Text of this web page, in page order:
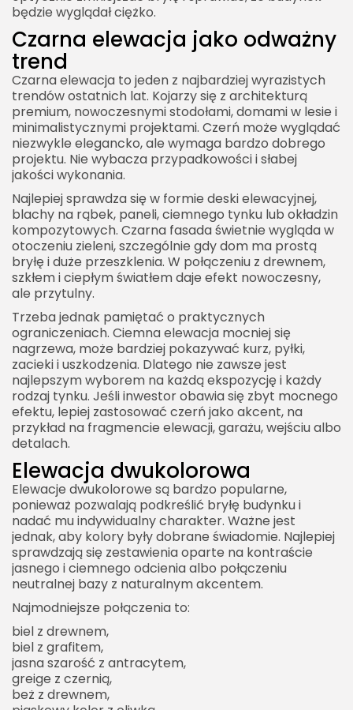
będzie wyglądał ciężko.
Czarna elewacja jako odważny
trend
Czarna elewacja to jeden z najbardziej wyrazistych
trendów ostatnich lat. Kojarzy się z architekturą
premium, nowoczesnymi stodołami, domami w lesie i
minimalistycznymi projektami. Czerń może wyglądać
niezwykle elegancko, ale wymaga bardzo dobrego
projektu. Nie wybacza przypadkowości i słabej
jakości wykonania.
Najlepiej sprawdza się w formie deski elewacyjnej,
blachy na rąbek, paneli, ciemnego tynku lub okładzin
kompozytowych. Czarna fasada świetnie wygląda w
otoczeniu zieleni, szczególnie gdy dom ma prostą
bryłę i duże przeszklenia. W połączeniu z drewnem,
szkłem i ciepłym światłem daje efekt nowoczesny,
ale przytulny.
Trzeba jednak pamiętać o praktycznych
ograniczeniach. Ciemna elewacja mocniej się
nagrzewa, może bardziej pokazywać kurz, pyłki,
zacieki i uszkodzenia. Dlatego nie zawsze jest
najlepszym wyborem na każdą ekspozycję i każdy
rodzaj tynku. Jeśli inwestor obawia się zbyt mocnego
efektu, lepiej zastosować czerń jako akcent, na
przykład na fragmencie elewacji, garażu, wejściu albo
detalach.
Elewacja dwukolorowa
Elewacje dwukolorowe są bardzo popularne,
ponieważ pozwalają podkreślić bryłę budynku i
nadać mu indywidualny charakter. Ważne jest
jednak, aby kolory były dobrane świadomie. Najlepiej
sprawdzają się zestawienia oparte na kontraście
jasnego i ciemnego odcienia albo połączeniu
neutralnej bazy z naturalnym akcentem.
Najmodniejsze połączenia to:
biel z drewnem,
biel z grafitem,
jasna szarość z antracytem,
greige z czernią,
beż z drewnem,